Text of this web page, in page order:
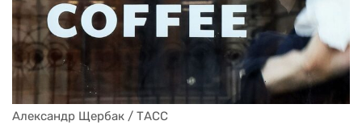
Александр Щербак / ТАСС